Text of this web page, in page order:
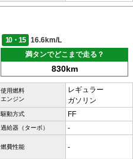
10・15
16.6km/L
満タンでどこまで走る？
830km
使用燃料
エンジン
レギュラー
ガソリン
駆動方式 FF
過給器（ターボ） -
燃費性能 -